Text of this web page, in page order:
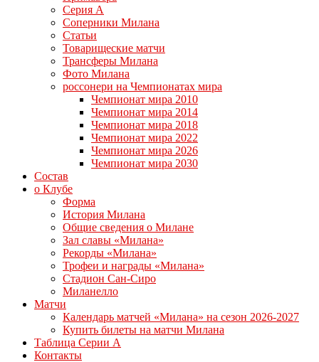
Серия А
Соперники Милана
Статьи
Товарищеские матчи
Трансферы Милана
Фото Милана
россонери на Чемпионатах мира
Чемпионат мира 2010
Чемпионат мира 2014
Чемпионат мира 2018
Чемпионат мира 2022
Чемпионат мира 2026
Чемпионат мира 2030
Состав
о Клубе
Форма
История Милана
Общие сведения о Милане
Зал славы «Милана»
Рекорды «Милана»
Трофеи и награды «Милана»
Стадион Сан-Сиро
Миланелло
Матчи
Календарь матчей «Милана» на сезон 2026-2027
Купить билеты на матчи Милана
Таблица Серии А
Контакты